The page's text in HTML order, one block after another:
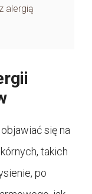
alergią
się na
takich
po